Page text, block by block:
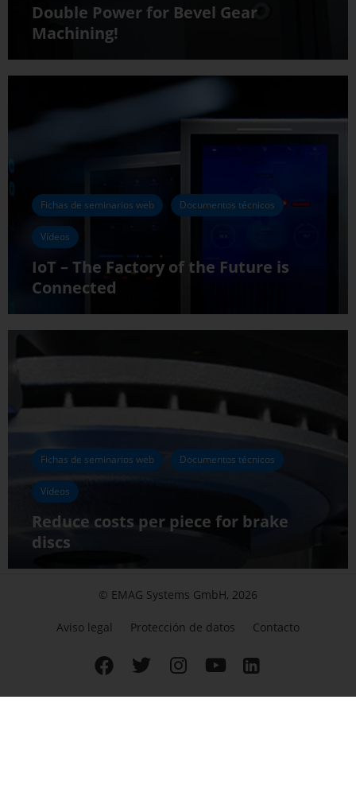
Double Power for Bevel Gear
Machining!
Fichas de seminarios web Documentos técnicos
Vídeos
IoT – The Factory of the Future is
Connected
Fichas de seminarios web Documentos técnicos
Vídeos
Reduce costs per piece for brake
discs
© EMAG Systems GmbH, 2026
Aviso legal Protección de datos Contacto